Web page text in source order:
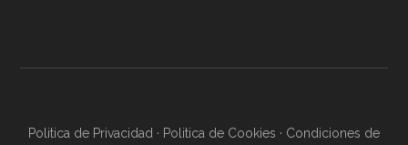
Politica de Privacidad · Politica de Cookies · Condiciones de